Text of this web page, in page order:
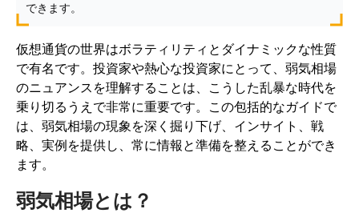
できます。
仮想通貨の世界はボラティリティとダイナミックな性質
で有名です。投資家や熱心な投資家にとって、弱気相場
のニュアンスを理解することは、こうした乱暴な時代を
乗り切るうえで非常に重要です。この包括的なガイドで
は、弱気相場の現象を深く掘り下げ、インサイト、戦
略、実例を提供し、常に情報と準備を整えることができ
ます。
弱気相場とは？